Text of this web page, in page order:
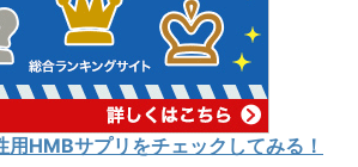
用HMBサプリをチェックしてみる！